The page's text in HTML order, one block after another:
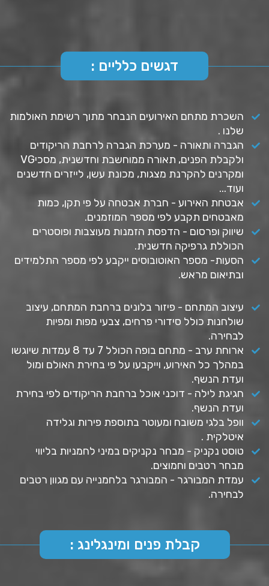
דגשים כלליים :
השכרת מתחם האירועים הנבחר מתוך רשימת האולמות
שלנו .
הגברה ותאורה - מערכת הגברה לרחבת הריקודים
ולקבלת הפנים, תאורה ממוחשבת וחדשנית, מסכיVG
ומקרנים להקרנת מצגות, מכונת עשן, לייזרים חדשנים
ועוד...
אבטחת האירוע - חברת אבטחה על פי תקן, כמות
מאבטחים תקבע לפי מספר המוזמנים.
שיווק ופרסום - הדפסת הזמנות מעוצבות ופוסטרים
הכוללת גרפיקה חדשנית.
הסעות- מספר האוטובוסים ייקבע לפי מספר התלמידים
ובתיאום מראש.
עיצוב המתחם - פיזור בלונים ברחבת המתחם, עיצוב
שולחנות כולל סידורי פרחים, צבעי מפות ומפיות
לבחירה.
ארוחת ערב - מתחם בופה הכולל 7 עד 8 עמדות שיוגשו
במהלך כל האירוע, וייקבעו על פי בחירת האולם ומול
ועדת הנשף.
חגיגת לילה - דוכני אוכל ברחבת הריקודים לפי בחירת
ועדת הנשף.
וופל בלגי משובח ומעוטר בתוספת פירות וגלידה
איטלקית .
טוסט נקניק - מבחר נקניקים במיני לחמניות בליווי
מבחר רטבים וחמוצים.
עמדת המבורגר - המבורגר בלחמנייה עם מגוון רטבים
לבחירה.
קבלת פנים ומינגלינג :